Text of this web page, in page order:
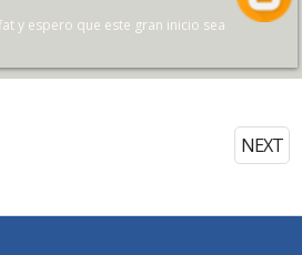
y espero que este gran inicio sea
NEXT